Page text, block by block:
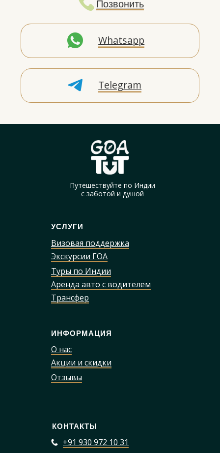
УСЛУГИ
Путешествуйте по Индии
с заботой и душой
Трансфер
Аренда авто с водителем
Туры по Индии
Экскурсии ГОА
Визовая поддержка
ИНФОРМАЦИЯ
О нас
Акции и скидки
Отзывы
КОНТАКТЫ
+91 930 972 10 31